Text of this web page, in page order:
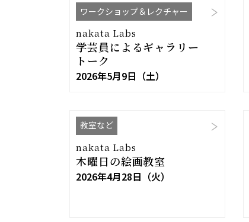
ワークショップ＆レクチャー
nakata Labs
学芸員によるギャラリー
トーク
2026年5月9日（土）
教室など
nakata Labs
木曜日の絵画教室
2026年4月28日（火）